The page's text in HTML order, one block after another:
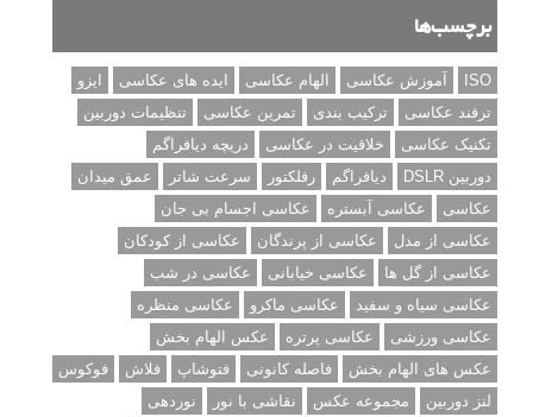
برچسب‌ها
ISO آموزش عکاسی الهام عکاسی ایده های عکاسی
ایزو
ترفند عکاسی
ترکیب بندی تمرین عکاسی
تنظیمات دوربین
تکنیک عکاسی
خلاقیت در عکاسی
دریچه دیافراگم
دوربین DSLR
دیافراگم رفلکتور سرعت شاتر
عمق میدان
عکاسی
عکاسی آبستره
عکاسی اجسام بی جان
عکاسی از مدل
عکاسی از پرندگان
عکاسی از کودکان
عکاسی از گل ها
عکاسی خیابانی
عکاسی در شب
عکاسی سیاه و سفید
عکاسی ماکرو
عکاسی منظره
عکاسی ورزشی
عکاسی پرتره
عکس الهام بخش
عکس های الهام بخش
فاصله کانونی فتوشاپ فلاش
فوکوس
لنز دوربین
مجموعه عکس نقاشی با نور
نوردهی